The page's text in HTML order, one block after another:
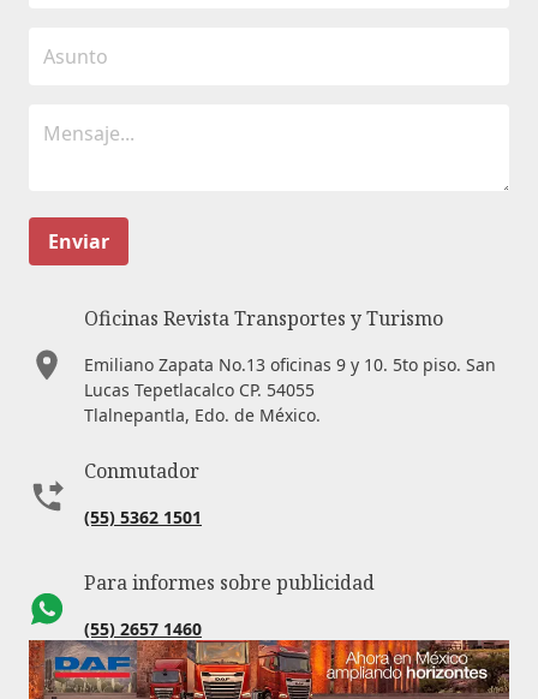
Enviar
Oficinas Revista Transportes y Turismo
Emiliano Zapata No.13 oficinas 9 y 10. 5to piso. San
Lucas Tepetlacalco CP. 54055
Tlalnepantla, Edo. de México.
Conmutador
(55) 5362 1501
Para informes sobre publicidad
(55) 2657 1460
Correo electrónico